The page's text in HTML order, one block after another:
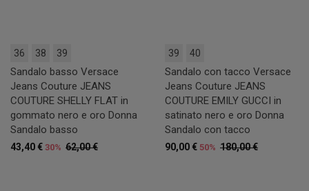
36 38 39
Sandalo basso Versace
Jeans Couture JEANS
COUTURE SHELLY FLAT in
gommato nero e oro Donna
Sandalo basso
62,00 €
43,40 € 30%
39 40
Sandalo con tacco Versace
Jeans Couture JEANS
COUTURE EMILY GUCCI in
satinato nero e oro Donna
Sandalo con tacco
180,00 €
90,00 € 50%